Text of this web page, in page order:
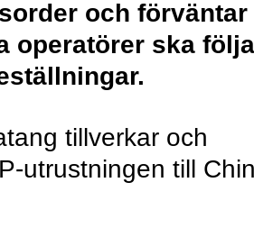
och förväntar
operatörer ska följa
tillverkar och
utrustningen till